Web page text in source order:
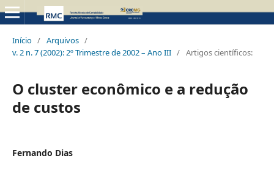
Início / Arquivos /
v. 2 n. 7 (2002): 2º Trimestre de 2002 – Ano III / Artigos científicos:
O cluster econômico e a redução
de custos
Fernando Dias